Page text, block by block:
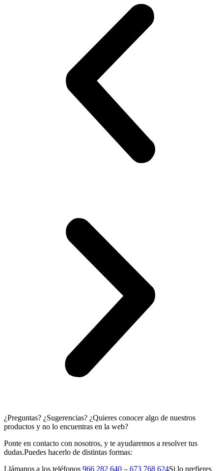
¿Preguntas? ¿Sugerencias? ¿Quieres conocer algo de nuestros
productos y no lo encuentras en la web?
Ponte en contacto con nosotros, y te ayudaremos a resolver tus
dudas.Puedes hacerlo de distintas formas:
Llámanos a los teléfonos 966 282 640 – 673 768 624Si lo prefieres